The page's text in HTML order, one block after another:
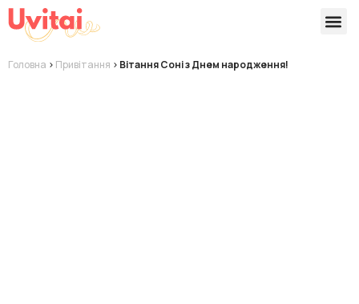
Головна > Привітання > Вітання Соні з Днем народження!